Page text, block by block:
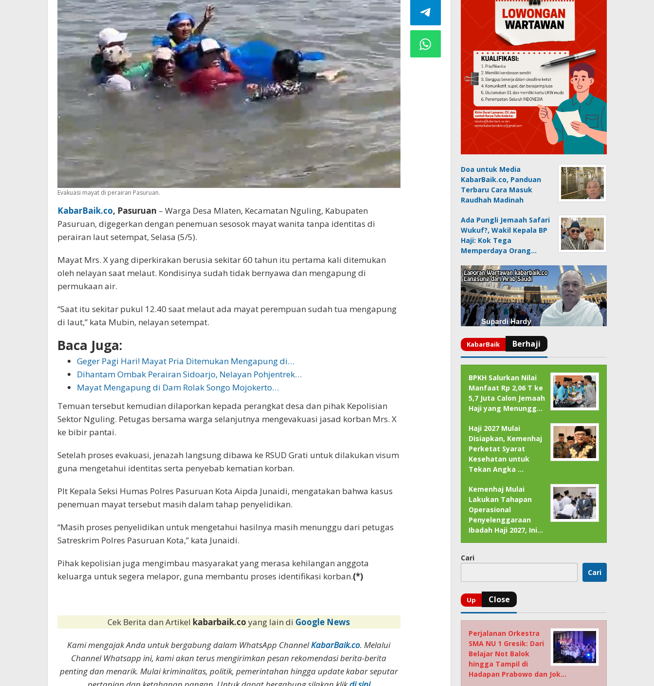
Evakuasi mayat di perairan Pasuruan.
KabarBaik.co, Pasuruan – Warga Desa Mlaten, Kecamatan Nguling, Kabupaten
Pasuruan, digegerkan dengan penemuan sesosok mayat wanita tanpa identitas di
perairan laut setempat, Selasa (5/5).
Mayat Mrs. X yang diperkirakan berusia sekitar 60 tahun itu pertama kali ditemukan
oleh nelayan saat melaut. Kondisinya sudah tidak bernyawa dan mengapung di
permukaan air.
“Saat itu sekitar pukul 12.40 saat melaut ada mayat perempuan sudah tua mengapung
di laut,” kata Mubin, nelayan setempat.
Baca Juga:
Geger Pagi Hari! Mayat Pria Ditemukan Mengapung di…
Dihantam Ombak Perairan Sidoarjo, Nelayan Pohjentrek…
Mayat Mengapung di Dam Rolak Songo Mojokerto…
Temuan tersebut kemudian dilaporkan kepada perangkat desa dan pihak Kepolisian
Sektor Nguling. Petugas bersama warga selanjutnya mengevakuasi jasad korban Mrs. X
ke bibir pantai.
Setelah proses evakuasi, jenazah langsung dibawa ke RSUD Grati untuk dilakukan visum
guna mengetahui identitas serta penyebab kematian korban.
Plt Kepala Seksi Humas Polres Pasuruan Kota Aipda Junaidi, mengatakan bahwa kasus
penemuan mayat tersebut masih dalam tahap penyelidikan.
“Masih proses penyelidikan untuk mengetahui hasilnya masih menunggu dari petugas
Satreskrim Polres Pasuruan Kota,” kata Junaidi.
Pihak kepolisian juga mengimbau masyarakat yang merasa kehilangan anggota
keluarga untuk segera melapor, guna membantu proses identifikasi korban.(*)
Cek Berita dan Artikel kabarbaik.coyang lain di Google News
Kami mengajak Anda untuk bergabung dalam WhatsApp ChannelKabarBaik.co. Melalui
Channel Whatsapp ini, kami akan terus mengirimkan pesan rekomendasi berita-berita
penting dan menarik. Mulai kriminalitas, politik, pemerintahan hingga update kabar seputar
Doa untuk Media
KabarBaik.co, Panduan
Terbaru Cara Masuk
Raudhah Madinah
Ada Pungli Jemaah Safari
Wukuf?, Wakil Kepala BP
Haji: Kok Tega
Memperdaya Orang…
BPKH Salurkan Nilai
Manfaat Rp 2,06 T ke
5,7 Juta Calon Jemaah
Haji yang Menungg…
Haji 2027 Mulai
Disiapkan, Kemenhaj
Perketat Syarat
Kesehatan untuk
Tekan Angka …
Kemenhaj Mulai
Lakukan Tahapan
Operasional
Penyelenggaraan
Ibadah Haji 2027, Ini…
Cari
Cari
Perjalanan Orkestra
SMA NU 1 Gresik: Dari
Belajar Not Balok
hingga Tampil di
Hadapan Prabowo dan Jok…